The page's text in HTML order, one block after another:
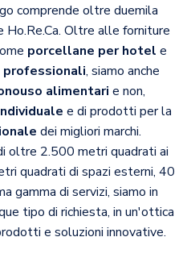
comprende oltre duemila
Oltre alle forniture
porcellane per hotel e
professionali, siamo anche
alimentari e non,
e di prodotti per la
dei migliori marchi.
oltre 2.500 metri quadrati ai
quadrati di spazi esterni, 40
gamma di servizi, siamo in
tipo di richiesta, in un'ottica
e soluzioni innovative.